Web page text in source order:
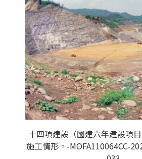
十四項建設（國建六年建設項
施工情形。-MOFA110064CC-